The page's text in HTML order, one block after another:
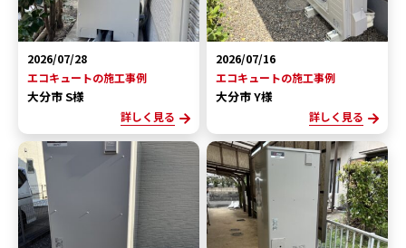
2026/07/28
エコキュートの施工事例
大分市 S様
詳しく見る
2026/07/16
エコキュートの施工事例
大分市 Y様
詳しく見る